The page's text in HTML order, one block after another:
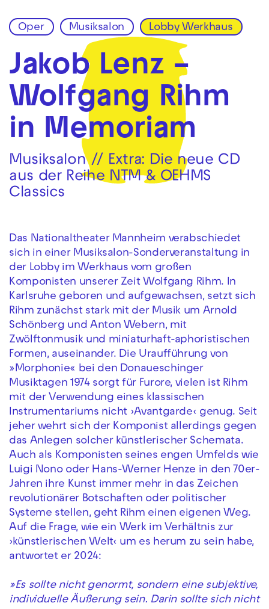
Zur Hauptnavigation springen
Zum Hauptinhalt springen Zum Footer springen
Oper Musiksalon Lobby Werkhaus
Jakob Lenz –
Wolfgang Rihm
in Memoriam
Musiksalon // Extra: Die neue CD
aus der Reihe NTM & OEHMS
Classics
Das Nationaltheater Mannheim verabschiedet
sich in einer Musiksalon-Sonderveranstaltung in
der Lobby im Werkhaus vom großen
Komponisten unserer Zeit Wolfgang Rihm. In
Karlsruhe geboren und aufgewachsen, setzt sich
Rihm zunächst stark mit der Musik um Arnold
Schönberg und Anton Webern, mit
Zwölftonmusik und miniaturhaft-aphoristischen
Formen, auseinander. Die Uraufführung von
»Morphonie« bei den Donaueschinger
Musiktagen 1974 sorgt für Furore, vielen ist Rihm
mit der Verwendung eines klassischen
Instrumentariums nicht ›Avantgarde‹ genug. Seit
jeher wehrt sich der Komponist allerdings gegen
das Anlegen solcher künstlerischer Schemata.
Auch als Komponisten seines engen Umfelds wie
Luigi Nono oder Hans-Werner Henze in den 70er-
Jahren ihre Kunst immer mehr in das Zeichen
revolutionärer Botschaften oder politischer
Systeme stellen, geht Rihm einen eigenen Weg.
Auf die Frage, wie ein Werk im Verhältnis zur
›künstlerischen Welt‹ um es herum zu sein habe,
antwortet er 2024:
»Es sollte nicht genormt, sondern eine subjektive,
individuelle Äußerung sein. Darin sollte sich nicht